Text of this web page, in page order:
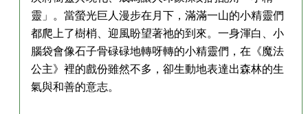
靈」。當螢光巨人漫步在月下，滿滿一山的小精靈們
都爬上了樹梢、迎風盼望著祂的到來。一身渾白、小
腦袋會像石子骨碌碌地轉呀轉的小精靈們，在《魔法
公主》裡的戲份雖然不多，卻生動地表達出森林的生
氣與和善的意志。